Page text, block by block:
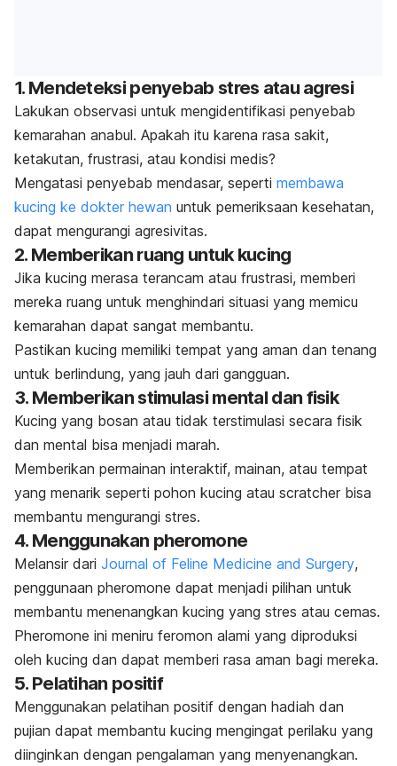
1. Mendeteksi penyebab stres atau agresi
Lakukan observasi untuk mengidentifikasi penyebab
kemarahan anabul. Apakah itu karena rasa sakit,
ketakutan, frustrasi, atau kondisi medis?
Mengatasi penyebab mendasar, seperti membawa
kucing ke dokter hewan untuk pemeriksaan kesehatan,
dapat mengurangi agresivitas.
2. Memberikan ruang untuk kucing
Jika kucing merasa terancam atau frustrasi, memberi
mereka ruang untuk menghindari situasi yang memicu
kemarahan dapat sangat membantu.
Pastikan kucing memiliki tempat yang aman dan tenang
untuk berlindung, yang jauh dari gangguan.
3. Memberikan stimulasi mental dan fisik
Kucing yang bosan atau tidak terstimulasi secara fisik
dan mental bisa menjadi marah.
Memberikan permainan interaktif, mainan, atau tempat
yang menarik seperti pohon kucing atau scratcher bisa
membantu mengurangi stres.
4. Menggunakan pheromone
Melansir dari Journal of Feline Medicine and Surgery,
penggunaan pheromone dapat menjadi pilihan untuk
membantu menenangkan kucing yang stres atau cemas.
Pheromone ini meniru feromon alami yang diproduksi
oleh kucing dan dapat memberi rasa aman bagi mereka.
5. Pelatihan positif
Menggunakan pelatihan positif dengan hadiah dan
pujian dapat membantu kucing mengingat perilaku yang
diinginkan dengan pengalaman yang menyenangkan.